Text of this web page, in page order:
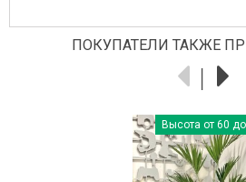
ПОКУПАТЕЛИ ТАКЖЕ
Высота от 60